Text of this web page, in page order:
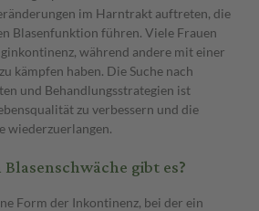
im Harntrakt auftreten, die
Blasenfunktion führen. Viele Frauen
während andere mit einer
kämpfen haben. Die Suche nach
und Behandlungsstrategien ist
zu verbessern und die
wiederzuerlangen.
gibt es?
Form der Inkontinenz, bei der ein